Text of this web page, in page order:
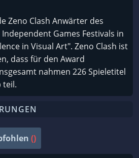
Zeno Clash Anwärter des
Games Festivals in
in Visual Art". Zeno Clash ist
dass für den Award
nahmen 226 Spieletitel
teil.
()